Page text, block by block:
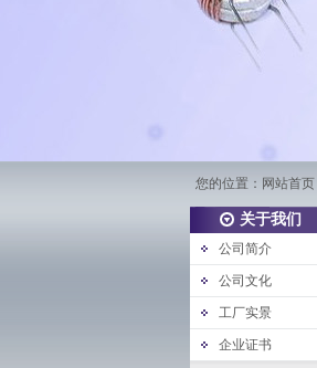
您的位置： 网站首页
关于我们
公司简介
公司文化
工厂实景
企业证书